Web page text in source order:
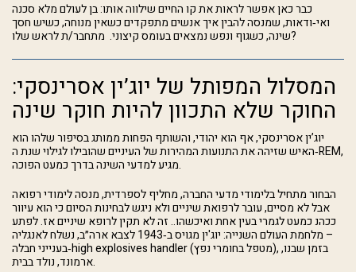
כבר כאן אפשר לראות את קו החיים שילווה אותו: בן לעולם מלא סכנה
ואי‑ודאות, שמנסה להבין איך אנשים מתפקדים כשאין מנוחה, כשיש חסך
שינה, כשגוף ונפש נמצאים בעומס קיצוני. מתחבר/ת לראש שלו?
המסלול המפותל של יוג’ין אסרינסקי:
החוקר שלא התכוון להיות חוקר שינה
יוג’ין אסרינסקי, אף הוא יהודי, והשותף הפחות ממותג בסיפור שלהו הוא
האיש שזיהה את התנועות המהירות של העיניים שהובילו לגילוי שנת ה‑REM,
מגיע למדעי השינה בדרך כמעט הפוכה.
הבחור מתחיל בלימודי מדעי החברה, מחליף לספרדית, מנסה לימודי רפואה
אבל לא מסיים, עובר לרפואת שיניים ולא ניגש לבחינות הסיום כי הוא עיוור
ככהנ כמעט לגמרי בעין אחת ואיכשהו.. זה לא תקין לרופא שיניים אז. לפתע
– מלחמת העולם השנייה: יוג'ין מגויס ב‑1943 לצבא ארה״ב, נשלח לאנגליה
בענייני חבלה‑high explosives handler (מטפל בחומרי נפץ), בזמן שבנו,
ארמונד, נולד בבית.